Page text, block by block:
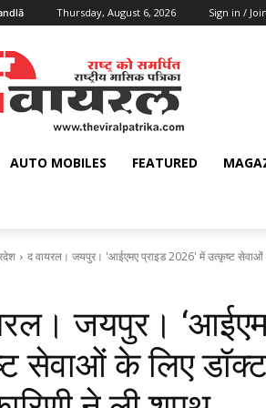
Thursday, August 6, 2026 Sign in / Join
AUTO MOBILES FEATURED
द वायरल। जयपुर। 'आईएमए प्राइड 2026' में उत्कृष्ट सेवाओं
जयपुर।
सेवाओं के लिए